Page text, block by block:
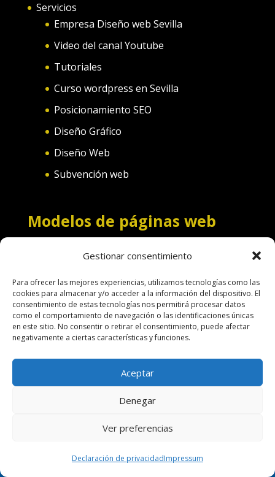
Gestionar consentimiento
Para ofrecer las mejores experiencias, utilizamos tecnologías como las
cookies para almacenar y/o acceder a la información del dispositivo. El
consentimiento de estas tecnologías nos permitirá procesar datos
como el comportamiento de navegación o las identificaciones únicas
en este sitio. No consentir o retirar el consentimiento, puede afectar
negativamente a ciertas características y funciones.
Aceptar
Denegar
Ver preferencias
Declaración de privacidadImpressum
Servicios
Empresa Diseño web Sevilla
Video del canal Youtube
Tutoriales
Curso wordpress en Sevilla
Posicionamiento SEO
Diseño Gráfico
Diseño Web
Subvención web
Modelos de páginas web
Páginas demo
Web convento
Web diferentes categorías
Pago por servicios
Hacer una pagina web